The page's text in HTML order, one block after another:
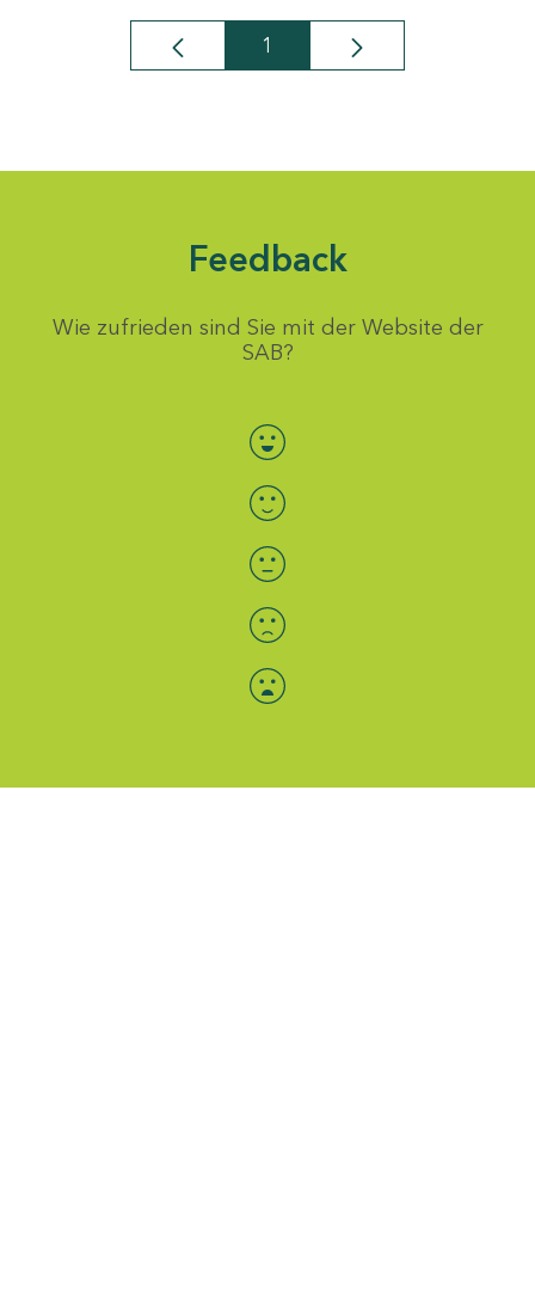
Seite
1
Feedback
Wie zufrieden sind Sie mit der Website der
SAB?
Bewertung auswählen